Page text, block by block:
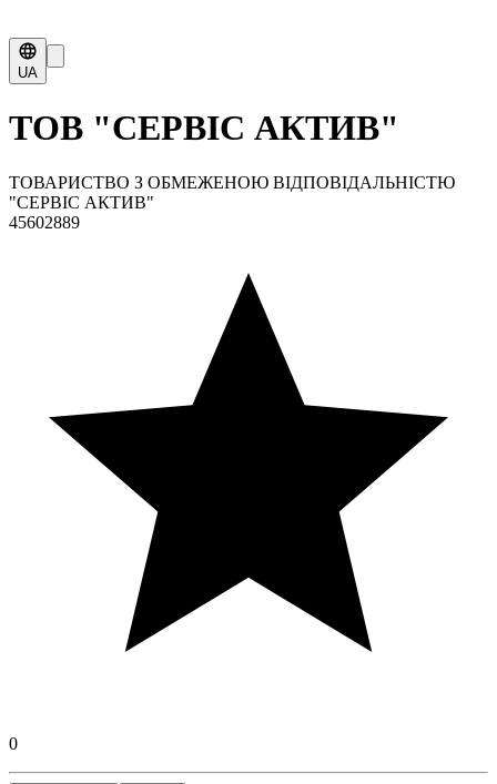
UA
ТОВ "СЕРВІС АКТИВ"
ТОВАРИСТВО З ОБМЕЖЕНОЮ ВІДПОВІДАЛЬНІСТЮ
"СЕРВІС АКТИВ"
45602889
0